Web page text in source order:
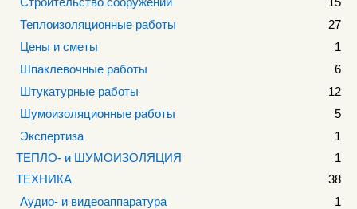
Теплоизоляционные работы
27
Цены и сметы
1
Шпаклевочные работы
6
Штукатурные работы
12
Шумоизоляционные работы
5
Экспертиза
1
ТЕПЛО- и ШУМОИЗОЛЯЦИЯ
1
ТЕХНИКА
38
Аудио- и видеоаппаратура
1